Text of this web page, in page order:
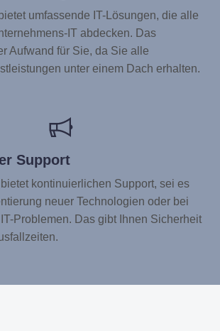
umfassende IT-Lösungen, die alle
IT abdecken. Das
Aufwand für Sie, da Sie alle
unter einem Dach erhalten.
Support
kontinuierlichen Support, sei es
neuer Technologien oder bei
Problemen. Das gibt Ihnen Sicherheit